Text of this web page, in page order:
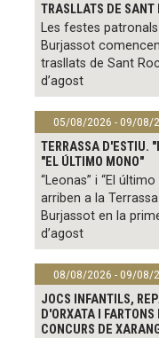
TRASLLATS DE SANT
Les festes
Burjassot
trasllats de Sant
d’agost
05/08/2026 - 09/08/
TERRASSA D'ESTIU.
"EL ÚLTIMO MONO"
“Leonas” i “El
arriben a la Terrassa
Burjassot en la
d’agost
08/08/2026 - 09/08/
JOCS INFANTILS,
D'ORXATA I FARTONS I
CONCURS DE